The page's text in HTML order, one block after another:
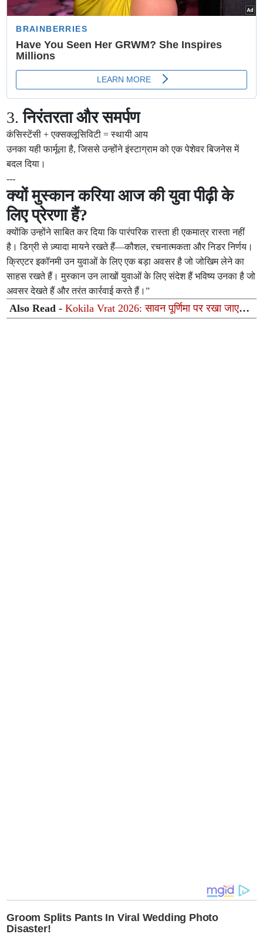
3.निरंतरता और समर्पण
कंसिस्टेंसी + एक्सक्लूसिविटी = स्थायी आय
उनका यही फार्मूला है, जिससे उन्होंने इंस्टाग्राम को एक पेशेवर बिजनेस में
बदल दिया।
---
क्यों मुस्कान करिया आज की युवा पीढ़ी के
लिए प्रेरणा हैं?
क्योंकि उन्होंने साबित कर दिया कि पारंपरिक रास्ता ही एकमात्र रास्ता नहीं
है। डिग्री से ज़्यादा मायने रखते हैं—कौशल, रचनात्मकता और निडर निर्णय।
क्रिएटर इकॉनमी उन युवाओं के लिए एक बड़ा अवसर है जो जोखिम लेने का
साहस रखते हैं। मुस्कान उन लाखों युवाओं के लिए संदेश हैं भविष्य उनका है जो
अवसर देखते हैं और तरंत कार्रवाई करते हैं।”
Also Read -Kokila Vrat 2026: सावन पूर्णिमा पर रखा जाएगा
कोकिला व्रत, जानिए माता सती के कोयल बनने की पौराणिक कथा